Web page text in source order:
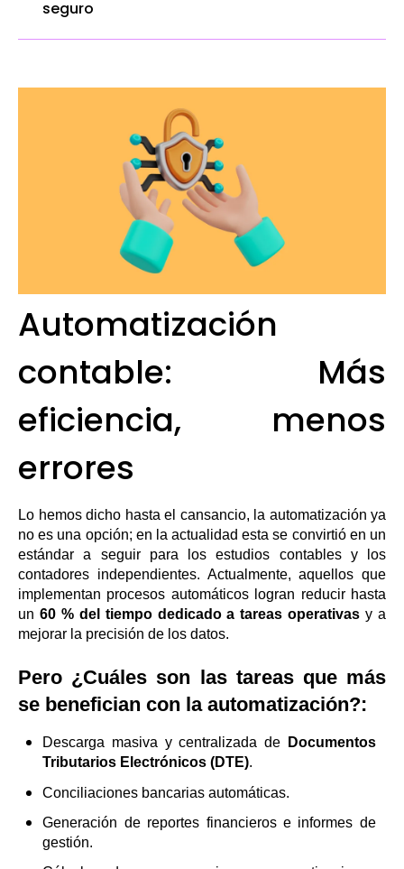
seguro
Automatización
contable: Más
eficiencia, menos
errores
Lo hemos dicho hasta el cansancio, la automatización ya
no es una opción; en la actualidad esta se convirtió en un
estándar a seguir para los estudios contables y los
contadores independientes. Actualmente, aquellos que
implementan procesos automáticos logran reducir hasta
un 60 % del tiempo dedicado a tareas operativas y a
mejorar la precisión de los datos.
Pero ¿Cuáles son las tareas que más
se benefician con la automatización?:
Descarga masiva y centralizada de
Documentos
Tributarios Electrónicos (DTE).
Conciliaciones bancarias automáticas.
Generación de reportes financieros e informes de
gestión.